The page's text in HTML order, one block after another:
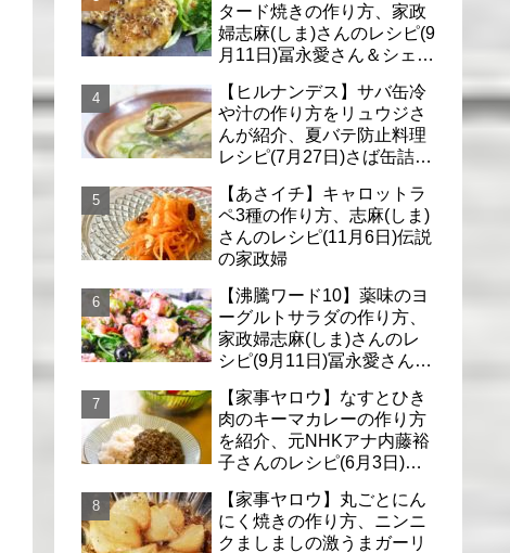
タード焼きの作り方、家政
婦志麻(しま)さんのレシピ(9
月11日)冨永愛さん＆シェリ
【ヒルナンデス】サバ缶冷
や汁の作り方をリュウジさ
んが紹介、夏バテ防止料理
レシピ(7月27日)さば缶詰で
【あさイチ】キャロットラ
ペ3種の作り方、志麻(しま)
さんのレシピ(11月6日)伝説
の家政婦
【沸騰ワード10】薬味のヨ
ーグルトサラダの作り方、
家政婦志麻(しま)さんのレ
シピ(9月11日)冨永愛さん＆
【家事ヤロウ】なすとひき
肉のキーマカレーの作り方
を紹介、元NHKアナ内藤裕
子さんのレシピ(6月3日)リ
【家事ヤロウ】丸ごとにん
にく焼きの作り方、ニンニ
クましましの激うまガーリ